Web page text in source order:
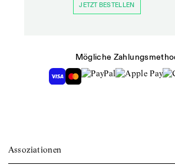
JETZT BESTELLEN
Mögliche
Assoziationen